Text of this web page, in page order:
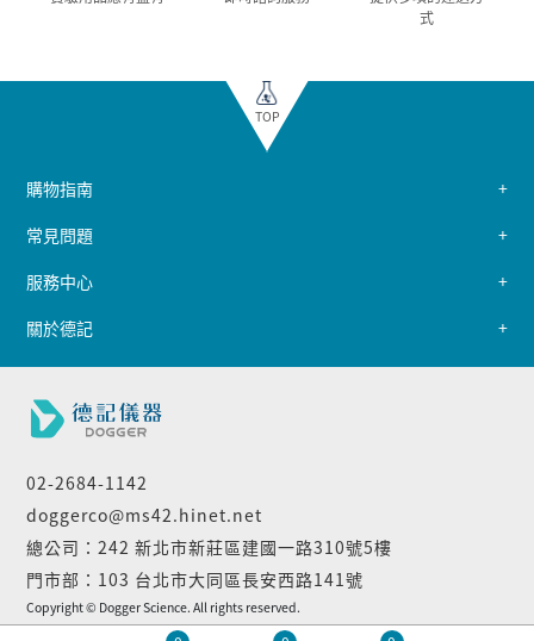
式
TOP
02-2684-1142
doggerco@ms42.hinet.net
總公司：242 新北市新莊區建國一路310號5樓
門市部：103 台北市大同區長安西路141號
購物指南
常見問題
服務中心
關於德記
Copyright © Dogger Science. All rights reserved.